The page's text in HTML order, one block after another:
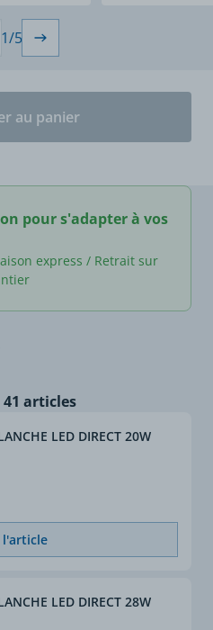
en applique à émission
extrudé et peinture
ou 4000K.
: 50Hz.
minimum)
et gris aluminium.
1/5
au panier
pour s'adapter à vos
express / Retrait sur
41 articles
LED DIRECT 20W
LED DIRECT 28W